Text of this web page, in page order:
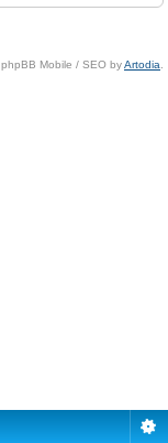
phpBB Mobile / SEO byArtodia